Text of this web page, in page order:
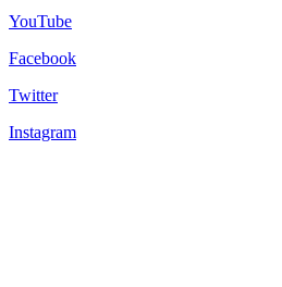
YouTube
Facebook
Twitter
Instagram